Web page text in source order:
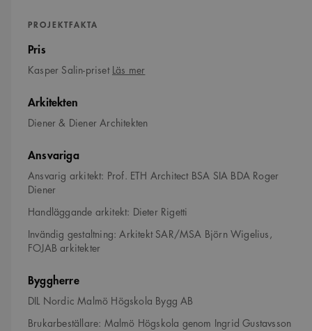
PROJEKTFAKTA
Pris
Kasper Salin-priset Läs merom
Arkitekten
Diener & Diener Architekten
Ansvariga
Ansvarig arkitekt: Prof. ETH Architect BSA SIA BDA Roger
Diener
Handläggande arkitekt: Dieter Rigetti
Invändig gestaltning: Arkitekt SAR/MSA Björn Wigelius,
FOJAB arkitekter
Byggherre
DIL Nordic Malmö Högskola Bygg AB
Brukarbeställare: Malmö Högskola genom Ingrid Gustavsson